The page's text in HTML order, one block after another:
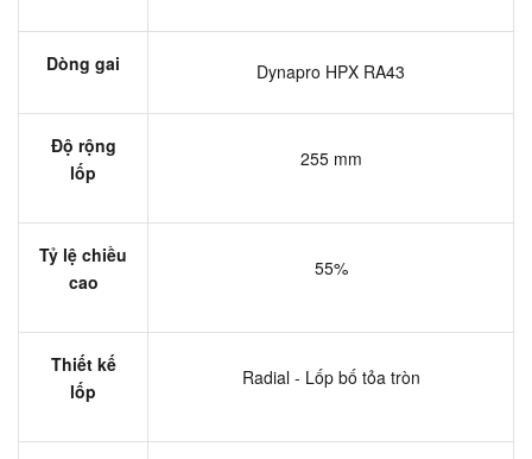
Dòng gai Dynapro HPX RA43
Độ rộng
lốp
255 mm
Tỷ lệ chiều
cao
55%
Thiết kế
lốp
Radial - Lốp bố tỏa tròn